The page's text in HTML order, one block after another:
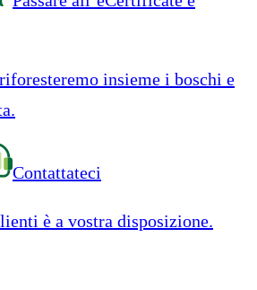
insieme i boschi e
Contattateci
è a vostra disposizione.